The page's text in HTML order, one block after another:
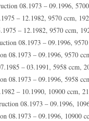
08.1973 – 09.1996,
– 12.1982, 9570 ccm,
– 12.1982, 9570 ccm,
08.1973 – 09.1996,
08.1973 – 09.1996, 9570
– 03.1991, 5958 ccm,
08.1973 – 09.1996, 5958
– 10.1990, 10900 ccm,
08.1973 – 09.1996,
08.1973 – 09.1996, 10900